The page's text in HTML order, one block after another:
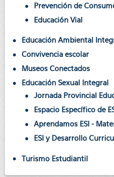
Prevención de
Educación Vial
Educación Ambiental
Convivencia escolar
Museos Conectados
Educación Sexual Integral
Jornada Provincial
Espacio Específico de
Aprendamos ESI -
ESI y Desarrollo
Turismo Estudiantil